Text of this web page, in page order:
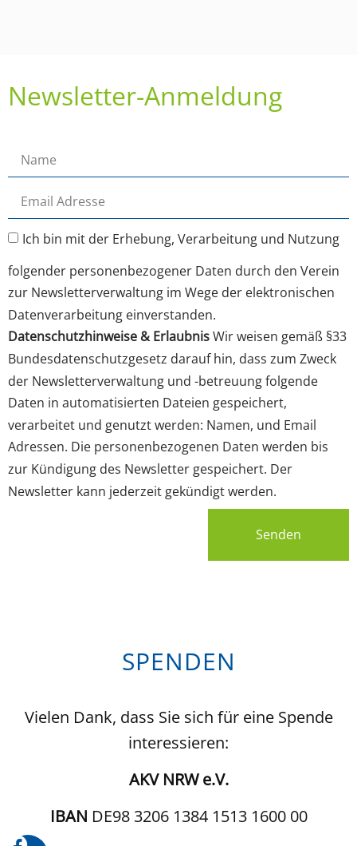
Newsletter-Anmeldung
Ich bin mit der Erhebung, Verarbeitung und Nutzung
folgender personenbezogener Daten durch den Verein
zur Newsletterverwaltung im Wege der elektronischen
Datenverarbeitung einverstanden.
Datenschutzhinweise & ErlaubnisWir weisen gemäß §33
Bundesdatenschutzgesetz darauf hin, dass zum Zweck
der Newsletterverwaltung und -betreuung folgende
Daten in automatisierten Dateien gespeichert,
verarbeitet und genutzt werden: Namen, und Email
Adressen. Die personenbezogenen Daten werden bis
zur Kündigung des Newsletter gespeichert. Der
Newsletter kann jederzeit gekündigt werden.
Senden
SPENDEN
Vielen Dank, dass Sie sich für eine Spende
interessieren:
AKV NRW e.V.
IBAN DE98 3206 1384 1513 1600 00